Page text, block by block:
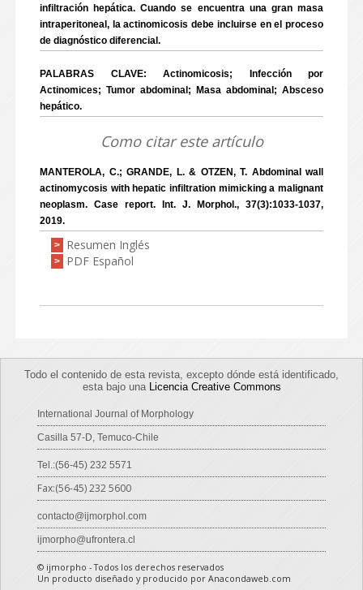
infiltración hepática. Cuando se encuentra una gran masa
intraperitoneal, la actinomicosis debe incluirse en el proceso
de diagnóstico diferencial.
PALABRAS CLAVE: Actinomicosis; Infección por
Actinomices; Tumor abdominal; Masa abdominal; Absceso
hepático.
Como citar este artículo
MANTEROLA, C.; GRANDE, L. & OTZEN, T. Abdominal wall
actinomycosis with hepatic infiltration mimicking a malignant
neoplasm. Case report. Int. J. Morphol., 37(3):1033-1037,
2019.
> Resumen Inglés
> PDF Español
Todo el contenido de esta revista, excepto dónde está identificado,
esta bajo una Licencia Creative Commons
International Journal of Morphology
Casilla 57-D, Temuco-Chile
Tel.:(56-45) 232 5571
Fax:(56-45) 232 5600
contacto@ijmorphol.com
ijmorpho@ufrontera.cl
© ijmorpho - Todos los derechos reservados
Un producto diseñado y producido por Anacondaweb.com